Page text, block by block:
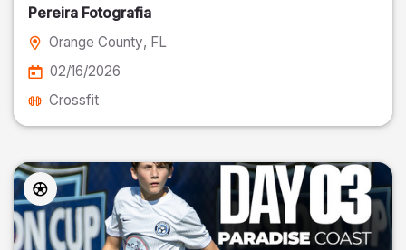
Pereira Fotografia
Orange County, FL
02/16/2026
Crossfit